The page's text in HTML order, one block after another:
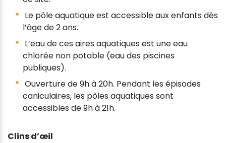
Le pôle aquatique est accessible aux enfants dès
l’âge de 2 ans.
L’eau de ces aires aquatiques est une eau
chlorée non potable (eau des piscines
publiques).
Ouverture de 9h à 20h. Pendant les épisodes
caniculaires, les pôles aquatiques sont
accessibles de 9h à 21h.
Clins d’œil